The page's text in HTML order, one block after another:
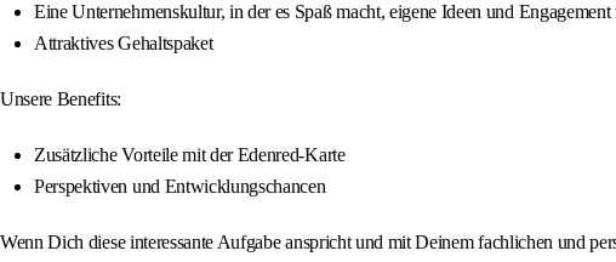
Eine Unternehmenskultur, in der es Spaß macht, eigene Ideen und
Attraktives Gehaltspaket
Unsere Benefits:
Zusätzliche Vorteile mit der Edenred-Karte
Perspektiven und Entwicklungschancen
Wenn Dich diese interessante Aufgabe anspricht und mit Deinem fachlichen und